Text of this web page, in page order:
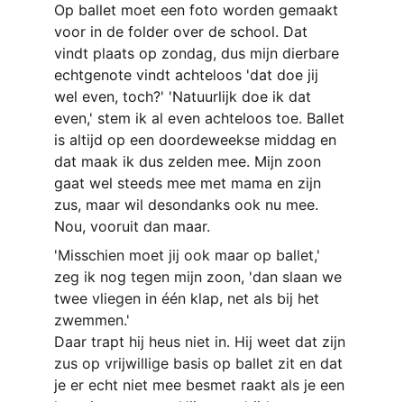
Op ballet moet een foto worden gemaakt
voor in de folder over de school. Dat
vindt plaats op zondag, dus mijn dierbare
echtgenote vindt achteloos 'dat doe jij
wel even, toch?' 'Natuurlijk doe ik dat
even,' stem ik al even achteloos toe. Ballet
is altijd op een doordeweekse middag en
dat maak ik dus zelden mee. Mijn zoon
gaat wel steeds mee met mama en zijn
zus, maar wil desondanks ook nu mee.
Nou, vooruit dan maar.
'Misschien moet jij ook maar op ballet,'
zeg ik nog tegen mijn zoon, 'dan slaan we
twee vliegen in één klap, net als bij het
zwemmen.'
Daar trapt hij heus niet in. Hij weet dat zijn
zus op vrijwillige basis op ballet zit en dat
je er echt niet mee besmet raakt als je een